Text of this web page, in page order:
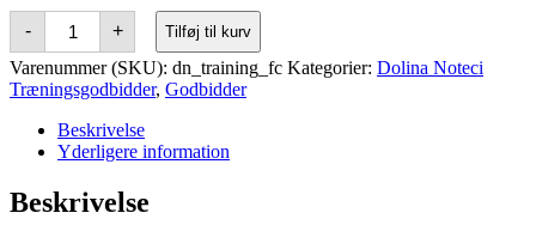
-
Dolina
Noteci
træningsgodbidder
-
130g
Care)
antal
+ Tilføj til kurv
Varenummer (SKU): dn_training_fc Kategorier: Dolina Noteci
Træningsgodbidder, Godbidder
Beskrivelse
Yderligere information
Beskrivelse